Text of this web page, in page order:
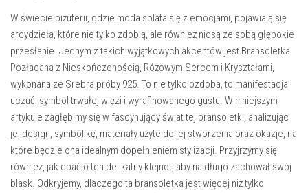
W świecie biżuterii, gdzie moda splata się z emocjami, pojawiają się
arcydzieła, które nie tylko zdobią, ale również niosą ze sobą głębokie
przesłanie. Jednym z takich wyjątkowych akcentów jest Bransoletka
Pozłacana z Nieskończonością, Różowym Sercem i Kryształami,
wykonana ze Srebra próby 925. To nie tylko ozdoba, to manifestacja
uczuć, symbol trwałej więzi i wyrafinowanego gustu. W niniejszym
artykule zagłębimy się w fascynujący świat tej bransoletki, analizując
jej design, symbolikę, materiały użyte do jej stworzenia oraz okazje, na
które będzie ona idealnym dopełnieniem stylizacji. Przyjrzymy się
również, jak dbać o ten delikatny klejnot, aby na długo zachował swój
blask. Odkryjemy, dlaczego ta bransoletka jest więcej niż tylko